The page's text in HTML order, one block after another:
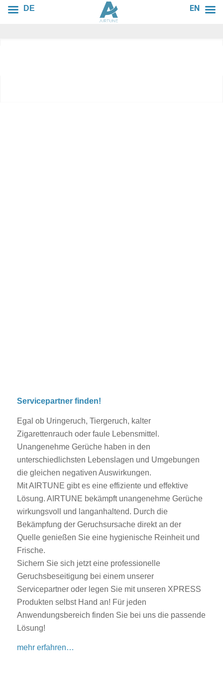
Servicepartner finden!
Egal ob Uringeruch, Tiergeruch, kalter
Zigarettenrauch oder faule Lebensmittel.
Unangenehme Gerüche haben in den
unterschiedlichsten Lebenslagen und Umgebungen
die gleichen negativen Auswirkungen.
Mit AIRTUNE gibt es eine effiziente und effektive
Lösung. AIRTUNE bekämpft unangenehme Gerüche
wirkungsvoll und langanhaltend. Durch die
Bekämpfung der Geruchsursache direkt an der
Quelle genießen Sie eine hygienische Reinheit und
Frische.
Sichern Sie sich jetzt eine professionelle
Geruchsbeseitigung bei einem unserer
Servicepartner oder legen Sie mit unseren XPRESS
Produkten selbst Hand an! Für jeden
Anwendungsbereich finden Sie bei uns die passende
Lösung!
mehr erfahren…
DE EN